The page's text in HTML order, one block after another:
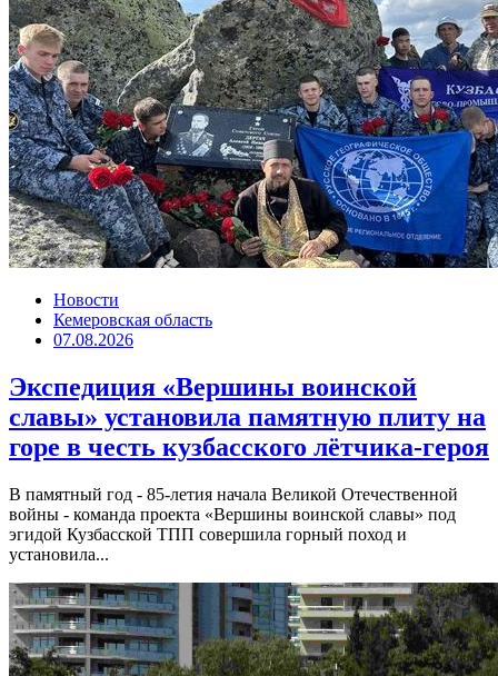
Новости
Кемеровская область
07.08.2026
Экспедиция «Вершины воинской
славы» установила памятную плиту на
горе в честь кузбасского лётчика-героя
В памятный год - 85-летия начала Великой Отечественной
войны - команда проекта «Вершины воинской славы» под
эгидой Кузбасской ТПП совершила горный поход и
установила...